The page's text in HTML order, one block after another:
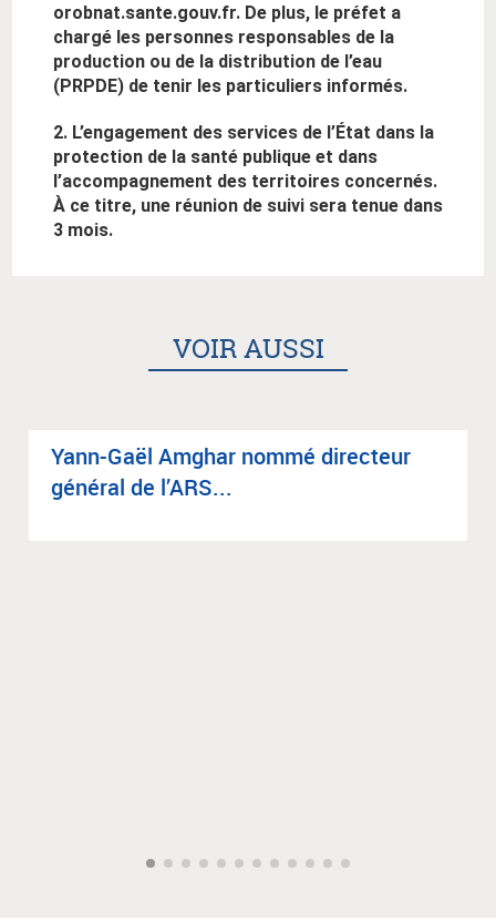
orobnat.sante.gouv.fr. De plus, le préfet a
chargé les personnes responsables de la
production ou de la distribution de l’eau
(PRPDE) de tenir les particuliers informés.
2. L’engagement des services de l’État dans la
protection de la santé publique et dans
l’accompagnement des territoires concernés.
À ce titre, une réunion de suivi sera tenue dans
3 mois.
VOIR AUSSI
Yann-Gaël Amghar nommé direc­teur
géné­ral de l’ARS...